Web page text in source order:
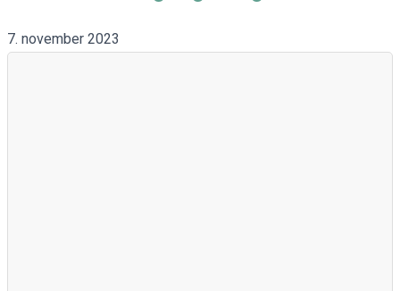
7. november 2023